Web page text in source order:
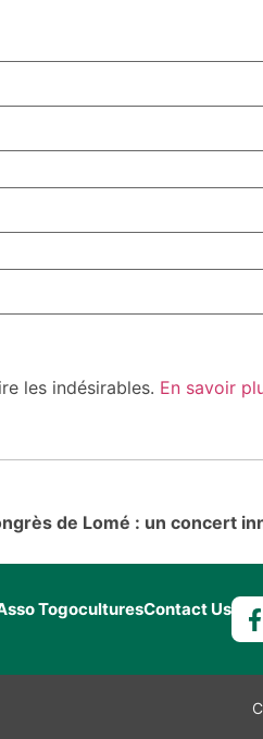
les indésirables. En savoir
de Lomé : un concert
TogoculturesContact Us